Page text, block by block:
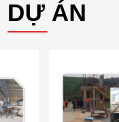
DỰ ÁN